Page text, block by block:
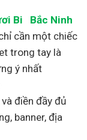
Bi Bắc Ninh
cần một chiếc
trong tay là
ý nhất
điền đầy đủ
banner, địa